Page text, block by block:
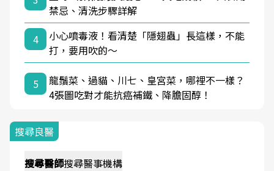
禁忌、清洗步驟詳解
4
小心噴毒液！看清楚「隱翅蟲」長這樣，不能
打，要用吹的～
5
龍鬚菜、過貓、川七、皇宮菜，哪裡不一樣？
4張圖吃對才能抗癌補鐵、降膽固醇！
搜尋良醫
搜尋醫師搜尋醫事機構